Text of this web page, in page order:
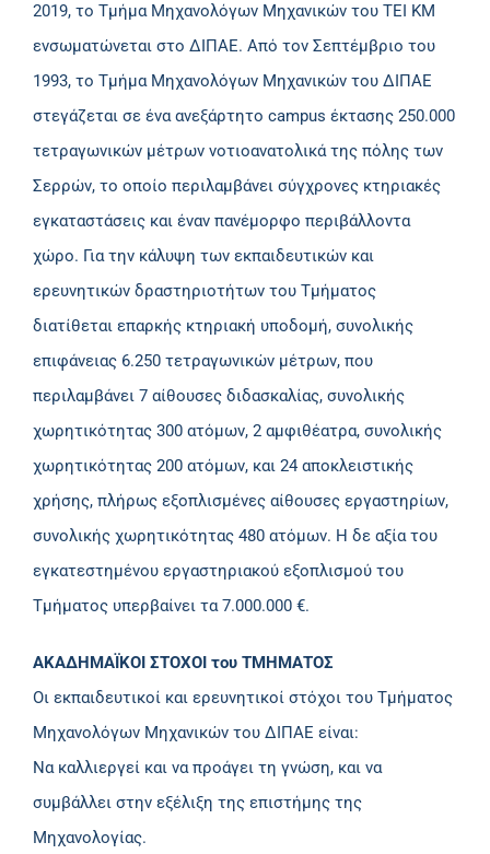
2019, το Τμήμα Μηχανολόγων Μηχανικών του ΤΕΙ ΚΜ
ενσωματώνεται στο ΔΙΠΑΕ. Από τον Σεπτέμβριο του
1993, το Τμήμα Μηχανολόγων Μηχανικών του ΔΙΠΑΕ
στεγάζεται σε ένα ανεξάρτητο campus έκτασης 250.000
τετραγωνικών μέτρων νοτιοανατολικά της πόλης των
Σερρών, το οποίο περιλαμβάνει σύγχρονες κτηριακές
εγκαταστάσεις και έναν πανέμορφο περιβάλλοντα
χώρο. Για την κάλυψη των εκπαιδευτικών και
ερευνητικών δραστηριοτήτων του Τμήματος
διατίθεται επαρκής κτηριακή υποδομή, συνολικής
επιφάνειας 6.250 τετραγωνικών μέτρων, που
περιλαμβάνει 7 αίθουσες διδασκαλίας, συνολικής
χωρητικότητας 300 ατόμων, 2 αμφιθέατρα, συνολικής
χωρητικότητας 200 ατόμων, και 24 αποκλειστικής
χρήσης, πλήρως εξοπλισμένες αίθουσες εργαστηρίων,
συνολικής χωρητικότητας 480 ατόμων. Η δε αξία του
εγκατεστημένου εργαστηριακού εξοπλισμού του
Τμήματος υπερβαίνει τα 7.000.000 €.
ΑΚΑΔΗΜΑΪΚΟΙ ΣΤΟΧΟΙ του ΤΜΗΜΑΤΟΣ
Οι εκπαιδευτικοί και ερευνητικοί στόχοι του Τμήματος
Μηχανολόγων Μηχανικών του ΔΙΠΑΕ είναι:
Να καλλιεργεί και να προάγει τη γνώση, και να
συμβάλλει στην εξέλιξη της επιστήμης της
Μηχανολογίας.